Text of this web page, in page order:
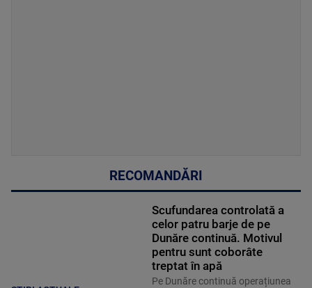
RECOMANDĂRI
Scufundarea controlată a
celor patru barje de pe
Dunăre continuă. Motivul
pentru sunt coborâte
treptat în apă
Pe Dunăre continuă operațiunea